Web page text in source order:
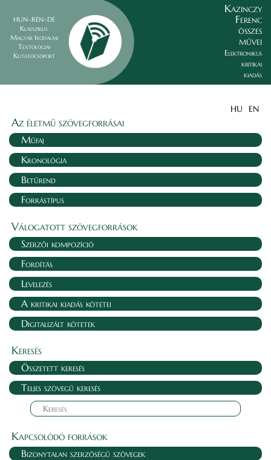
HUN–REN–DE
Klasszikus
Magyar Irodalmi
Textológiai
Kutatócsoport
Kazinczy
Ferenc
összes
művei
Elektronikus
kritikai
kiadás
HU EN
Az életmű szövegforrásai
Műfaj
Kronológia
Betűrend
Forrástípus
Válogatott szövegforrások
Szerzői kompozíció
Fordítás
Levelezés
A kritikai kiadás kötetei
Digitalizált kötetek
Keresés
Összetett keresés
Teljes szövegű keresés
Kapcsolódó források
Bizonytalan szerzőségű szövegek